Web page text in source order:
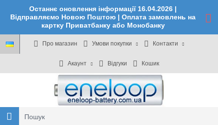
Останнє оновлення інформації 16.04.2026 |
Відправляємо Новою Поштою | Оплата замовлень на
картку Приватбанку або Монобанку
Про магазин Умови покупки Контакти
Акаунт Відгуки Кошик